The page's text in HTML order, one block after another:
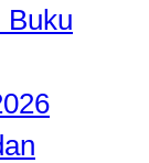
Buku